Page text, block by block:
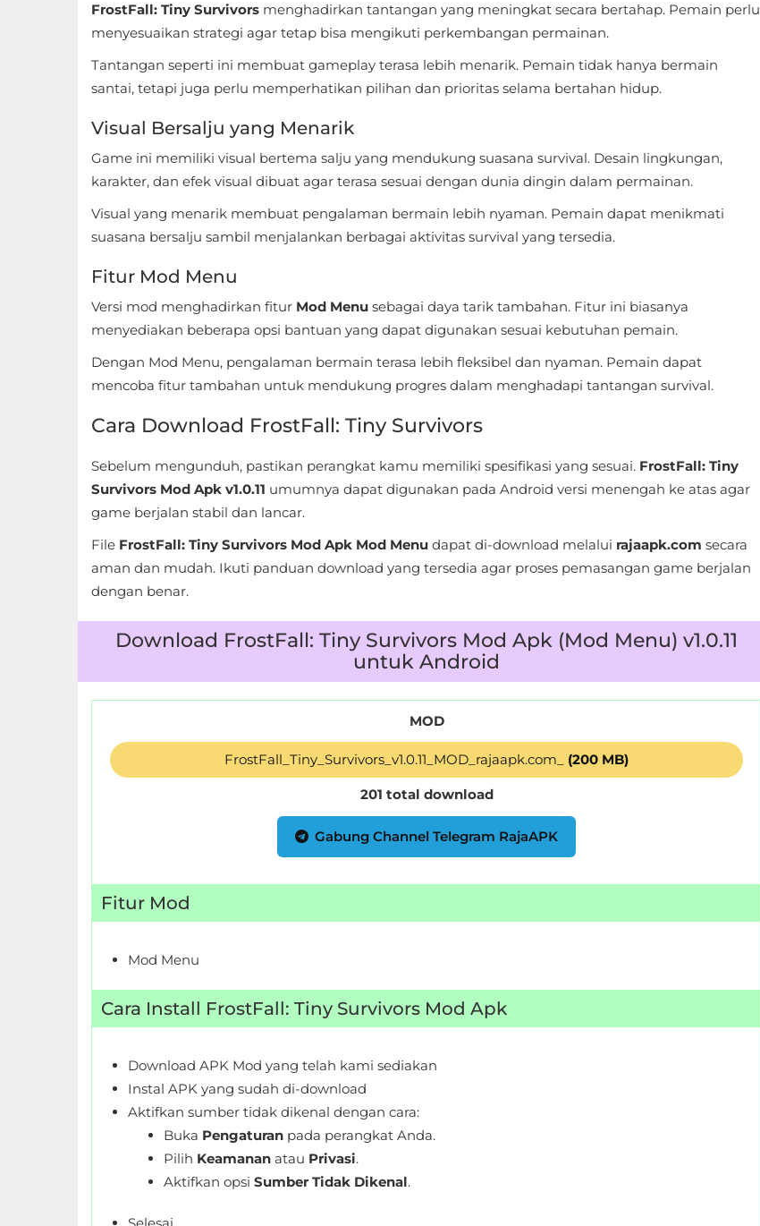
Personalization
Photography
FrostFall: Tiny Survivors menghadirkan tantangan yang meningkat secara bertahap. Pemain perlu
menyesuaikan strategi agar tetap bisa mengikuti perkembangan permainan.
Tantangan seperti ini membuat gameplay terasa lebih menarik. Pemain tidak hanya bermain
santai, tetapi juga perlu memperhatikan pilihan dan prioritas selama bertahan hidup.
Visual Bersalju yang Menarik
Game ini memiliki visual bertema salju yang mendukung suasana survival. Desain lingkungan,
karakter, dan efek visual dibuat agar terasa sesuai dengan dunia dingin dalam permainan.
Visual yang menarik membuat pengalaman bermain lebih nyaman. Pemain dapat menikmati
suasana bersalju sambil menjalankan berbagai aktivitas survival yang tersedia.
Fitur Mod Menu
Versi mod menghadirkan fitur Mod Menu sebagai daya tarik tambahan. Fitur ini biasanya
menyediakan beberapa opsi bantuan yang dapat digunakan sesuai kebutuhan pemain.
Dengan Mod Menu, pengalaman bermain terasa lebih fleksibel dan nyaman. Pemain dapat
mencoba fitur tambahan untuk mendukung progres dalam menghadapi tantangan survival.
Cara Download FrostFall: Tiny Survivors
Sebelum mengunduh, pastikan perangkat kamu memiliki spesifikasi yang sesuai. FrostFall: Tiny
Survivors Mod Apk v1.0.11 umumnya dapat digunakan pada Android versi menengah ke atas agar
game berjalan stabil dan lancar.
File FrostFall: Tiny Survivors Mod Apk Mod Menu dapat di-download melalui rajaapk.com secara
aman dan mudah. Ikuti panduan download yang tersedia agar proses pemasangan game berjalan
dengan benar.
Download FrostFall: Tiny Survivors Mod Apk (Mod Menu) v1.0.11
untuk Android
MOD
FrostFall_Tiny_Survivors_v1.0.11_MOD_rajaapk.com_ (200 MB)
201 total download
Gabung Channel Telegram RajaAPK
Fitur Mod
Mod Menu
Cara Install FrostFall: Tiny Survivors Mod Apk
Download APK Mod yang telah kami sediakan
Instal APK yang sudah di-download
Aktifkan sumber tidak dikenal dengan cara:
Buka Pengaturan pada perangkat Anda.
Pilih Keamanan atau Privasi.
Aktifkan opsi Sumber Tidak Dikenal.